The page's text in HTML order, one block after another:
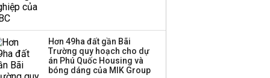
Mưa đá to như nắm tay trút
xuống Yên Bái, nhiều nhà dân
hư hỏng
Hơn 49ha đất gần Bãi
Trường quy hoạch cho dự
án Phú Quốc Housing và
bóng dáng của MIK Group